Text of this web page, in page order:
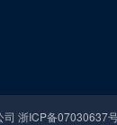
浙ICP备07030637